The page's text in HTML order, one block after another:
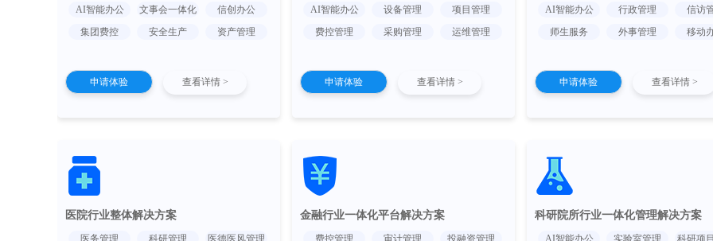
AI智能办公 文事会一体化
信创办公
集团费控
安全生产 资产管理
申请体验 查看详情 >
AI智能办公 设备管理
项目管理
费控管理
采购管理 运维管理
申请体验 查看详情 >
AI智能办公 行政管理
信访
师生服务
外事管理 移动
申请体验 查看详情 >
医院行业整体解决方案
医务管理 科研管理
医德医风管理
金融行业一体化平台解决方案
费控管理 审计管理
投融资管理
科研院所行业一体化管理解决方案
AI智能办公 实验室管理
科研项